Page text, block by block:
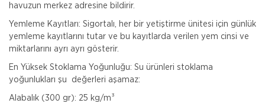
havuzun merkez adresine bildirir.
Yemleme Kayıtları: Sigortalı, her bir yetiştirme ünitesi için günlük
yemleme kayıtlarını tutar ve bu kayıtlarda verilen yem cinsi ve
miktarlarını ayrı ayrı gösterir.
En Yüksek Stoklama Yoğunluğu: Su ürünleri stoklama
yoğunlukları şu değerleri aşamaz:
Alabalık (300 gr): 25 kg/m³